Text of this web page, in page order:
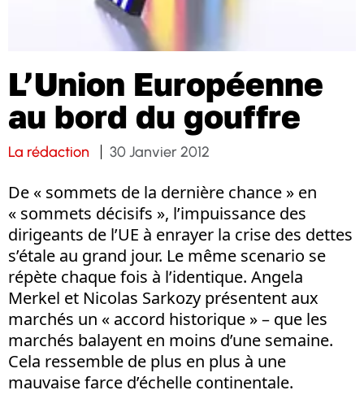
L’Union Européenne
au bord du gouffre
La rédaction 30 Janvier 2012
De « sommets de la dernière chance » en
« sommets décisifs », l’impuissance des
dirigeants de l’UE à enrayer la crise des dettes
s’étale au grand jour. Le même scenario se
répète chaque fois à l’identique. Angela
Merkel et Nicolas Sarkozy présentent aux
marchés un « accord historique » – que les
marchés balayent en moins d’une semaine.
Cela ressemble de plus en plus à une
mauvaise farce d’échelle continentale.